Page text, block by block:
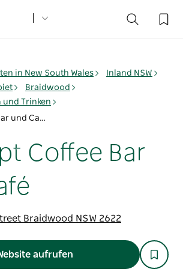
in New South Wales
Inland NSW
Braidwood
und Trinken
Konzept Coffee Bar und Café
Coffee Bar
Braidwood NSW 2622
aufrufen